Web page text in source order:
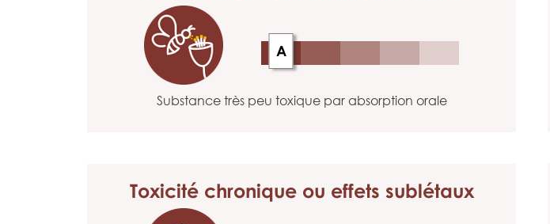
A
Substance très peu toxique par absorption orale
Toxicité chroniqueou effets sublétaux